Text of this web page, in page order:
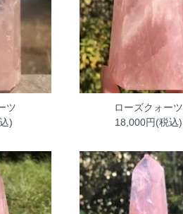
ツ
)
ローズクォーツ
18,000円(税込)